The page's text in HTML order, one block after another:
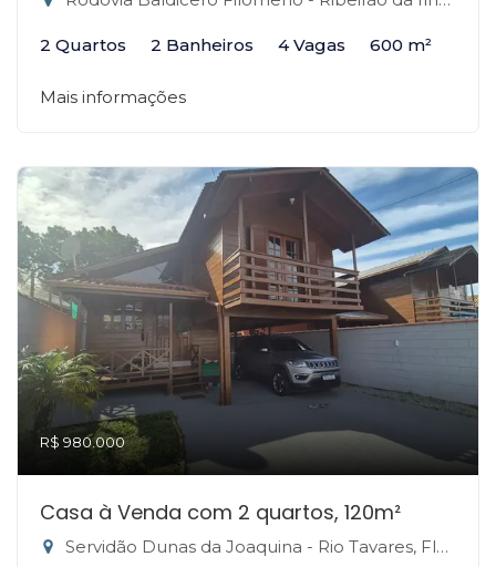
2 Quartos 2 Banheiros 4 Vagas 600 m²
Mais informações
R$ 980.000
Casa à Venda com 2 quartos, 120m²
Servidão Dunas da Joaquina - Rio Tavares, Florianópolis-SC